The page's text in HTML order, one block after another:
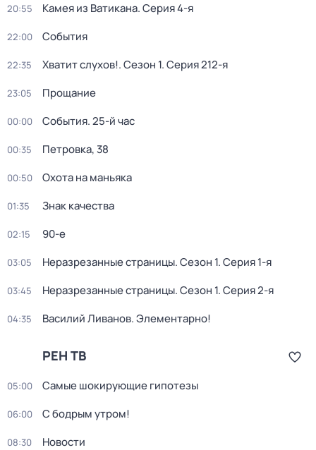
20:55 Камея из Ватикана. Серия 4-я
22:00 События
22:35 Хватит слухов!. Сезон 1. Серия 212-я
23:05 Прощание
00:00 События. 25-й час
00:35 Петровка, 38
00:50 Охота на маньяка
01:35 Знак качества
02:15 90-е
03:05 Неразрезанные страницы. Сезон 1. Серия 1-я
03:45 Неразрезанные страницы. Сезон 1. Серия 2-я
04:35 Василий Ливанов. Элементарно!
РЕН ТВ
05:00 Самые шoкиpующие гипотезы
06:00 С бодрым утром!
08:30 Новости